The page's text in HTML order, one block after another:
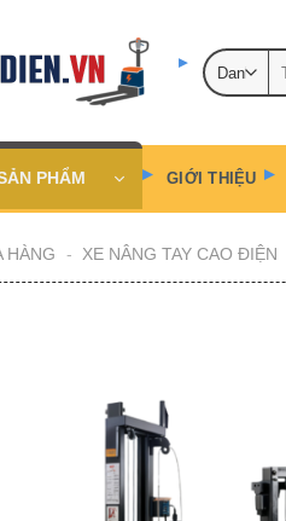
PHẨM GIỚI THIỆU
HÀNG - XE NÂNG TAY CAO ĐIỆN